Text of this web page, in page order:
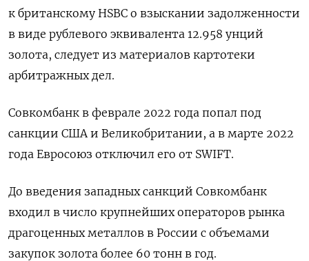
к британскому HSBC о взыскании задолженности
в виде рублевого эквивалента 12.958 унций
золота, следует из материалов картотеки
арбитражных дел.
Совкомбанк в феврале 2022 года попал под
санкции США и Великобритании, а в марте 2022
года Евросоюз отключил его от SWIFT.
До введения западных санкций Совкомбанк
входил в число крупнейших операторов рынка
драгоценных металлов в России с объемами
закупок золота более 60 тонн в год.